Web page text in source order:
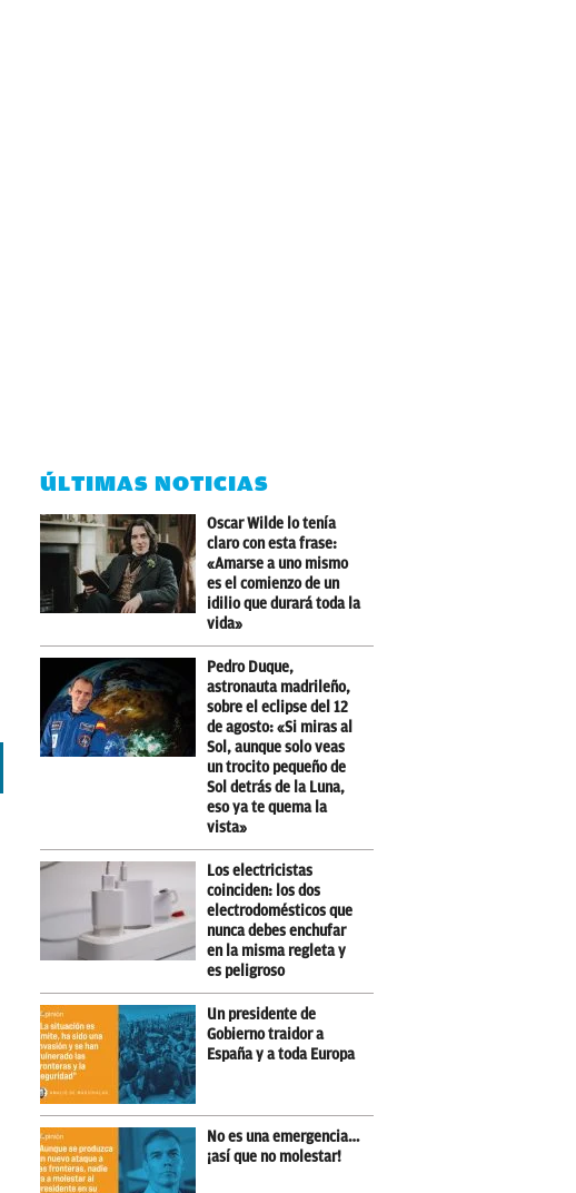
ÚLTIMAS NOTICIAS
Oscar Wilde lo tenía
claro con esta frase:
«Amarse a uno mismo
es el comienzo de un
idilio que durará toda la
vida»
Pedro Duque,
astronauta madrileño,
sobre el eclipse del 12
de agosto: «Si miras al
Sol, aunque solo veas
un trocito pequeño de
Sol detrás de la Luna,
eso ya te quema la
vista»
Los electricistas
coinciden: los dos
electrodomésticos que
nunca debes enchufar
en la misma regleta y
es peligroso
Un presidente de
Gobierno traidor a
España y a toda Europa
No es una emergencia…
¡así que no molestar!